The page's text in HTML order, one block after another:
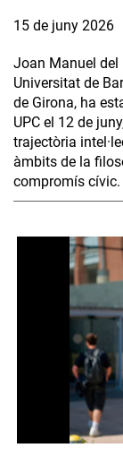
15 de juny 2026
Joan Manuel del
Universitat de
de Girona, ha
UPC el 12 de
trajectòria
àmbits de la
compromís cívic.